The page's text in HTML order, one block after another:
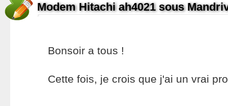
Modem Hitachi ah4021 sous
Bonsoir a tous !
Cette fois, je crois que j'ai un vrai